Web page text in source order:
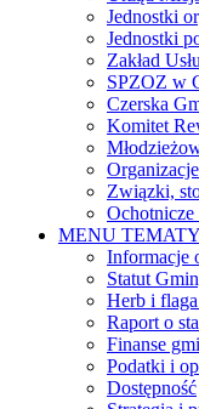
Jednostki
Jednostki
Zakład
SPZOZ w
Czerska
Komitet
Związki,
Ochotnicze
MENU
Informacje
Statut
Herb i
Raport o
Finanse
Podatki i
Dostępność